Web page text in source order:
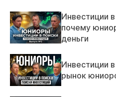
Инвестиции
почему
деньги
Инвестиции
рынок